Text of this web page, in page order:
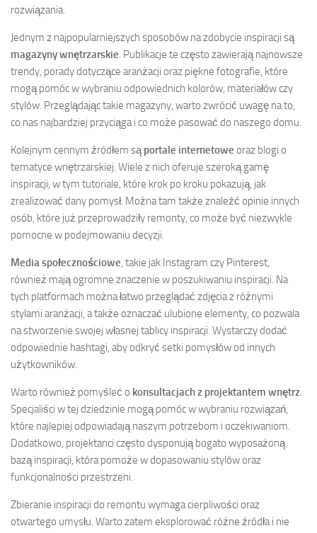
rozwiązania.
Jednym z najpopularniejszych sposobów na zdobycie inspiracji są
magazyny wnętrzarskie . Publikacje te często zawierają najnowsze
trendy, porady dotyczące aranżacji oraz piękne fotografie, które
mogą pomóc w wybraniu odpowiednich kolorów, materiałów czy
stylów. Przeglądając takie magazyny, warto zwrócić uwagę na to,
co nas najbardziej przyciąga i co może pasować do naszego domu.
Kolejnym cennym źródłem są portale internetowe oraz blogi o
tematyce wnętrzarskiej. Wiele z nich oferuje szeroką gamę
inspiracji, w tym tutoriale, które krok po kroku pokazują, jak
zrealizować dany pomysł. Można tam także znaleźć opinie innych
osób, które już przeprowadziły remonty, co może być niezwykle
pomocne w podejmowaniu decyzji.
Media społecznościowe , takie jak Instagram czy Pinterest,
również mają ogromne znaczenie w poszukiwaniu inspiracji. Na
tych platformach można łatwo przeglądać zdjęcia z różnymi
stylami aranżacji, a także oznaczać ulubione elementy, co pozwala
na stworzenie swojej własnej tablicy inspiracji. Wystarczy dodać
odpowiednie hashtagi, aby odkryć setki pomysłów od innych
użytkowników.
Warto również pomyśleć o konsultacjach z projektantem wnętrz
Specjaliści w tej dziedzinie mogą pomóc w wybraniu rozwiązań,
które najlepiej odpowiadają naszym potrzebom i oczekiwaniom.
Dodatkowo, projektanci często dysponują bogato wyposażoną
bazą inspiracji, która pomoże w dopasowaniu stylów oraz
funkcjonalności przestrzeni.
Zbieranie inspiracji do remontu wymaga cierpliwości oraz
otwartego umysłu. Warto zatem eksplorować różne źródła i nie